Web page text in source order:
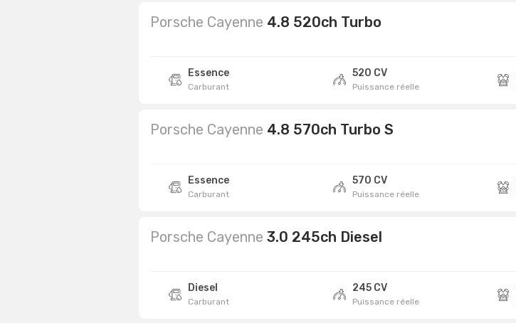
Porsche Cayenne 4.8 520ch Turbo
Essence
Carburant
520 CV
Puissance réelle
Porsche Cayenne 4.8 570ch Turbo S
Essence
Carburant
570 CV
Puissance réelle
Porsche Cayenne 3.0 245ch Diesel
Diesel
Carburant
245 CV
Puissance réelle